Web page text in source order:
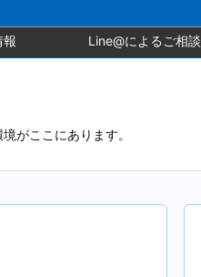
報 Line@によるご相談
がここにあります。